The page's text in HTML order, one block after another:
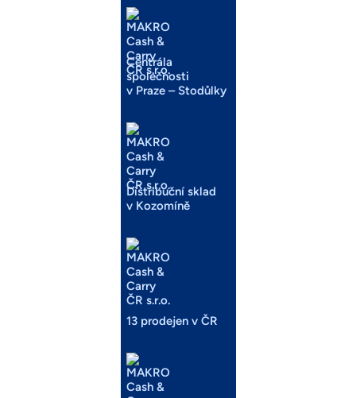
Centrála
společnosti
v Praze – Stodůlky
Distribuční sklad
v Kozomíně
13 prodejen v ČR